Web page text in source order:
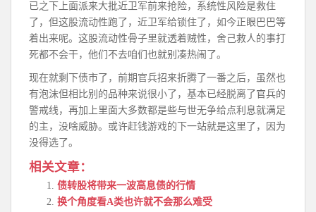
已之下上面派来大批近卫军前来抢险，系统性风险是救住
了，但这股流动性跑了，近卫军给锁住了，如今正眼巴巴等
着出来呢。这股流动性骨子里就透着贼性，舍己救人的事打
死都不会干，他们不去咱们也就别凑热闹了。
现在就剩下债市了，前期官兵招来折腾了一番之后，虽然也
有泡沫但相比别的品种来说很小了，基本已经脱离了官兵的
警戒线，再加上里面大多数都是些与世无争给点利息就满足
的主，没啥威胁。或许赶钱游戏的下一站就是这里了，因为
没得选了。
相关文章：
债转股将带来一波高息债的行情
换个角度看A类也许就不会那么难受